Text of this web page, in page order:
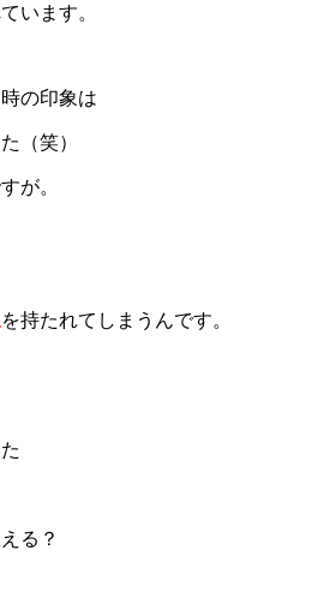
います。
の印象は
（笑）
が。
を持たれてしまうんです。
る？